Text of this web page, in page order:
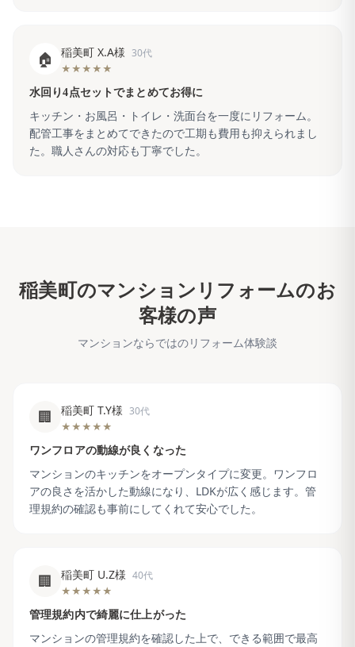
🏠 稲美町 X.A様 30代
★★★★★
水回り4点セットでまとめてお得に
キッチン・お風呂・トイレ・洗面台を一度にリフォーム。
配管工事をまとめてできたので工期も費用も抑えられまし
た。職人さんの対応も丁寧でした。
稲美町のマンションリフォームのお
客様の声
マンションならではのリフォーム体験談
🏢 稲美町 T.Y様 30代
★★★★★
ワンフロアの動線が良くなった
マンションのキッチンをオープンタイプに変更。ワンフロ
アの良さを活かした動線になり、LDKが広く感じます。管
理規約の確認も事前にしてくれて安心でした。
🏢 稲美町 U.Z様 40代
★★★★★
管理規約内で綺麗に仕上がった
マンションの管理規約を確認した上で、できる範囲で最高